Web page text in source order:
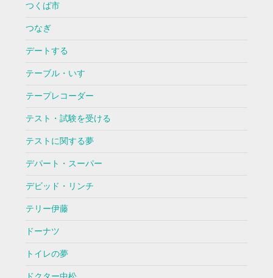
つくば市
つなぎ
デートする
テーブル・いす
テープレコーダー
テスト・試験を受ける
テストに関する夢
デパート・スーパー
デビッド・リンチ
テリー伊藤
ドーナツ
トイレの夢